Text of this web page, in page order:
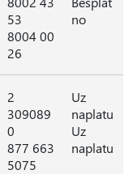
53
8004 00
26
no
2
309089
0
877 663
5075
Uz
naplatu
Uz
naplatu